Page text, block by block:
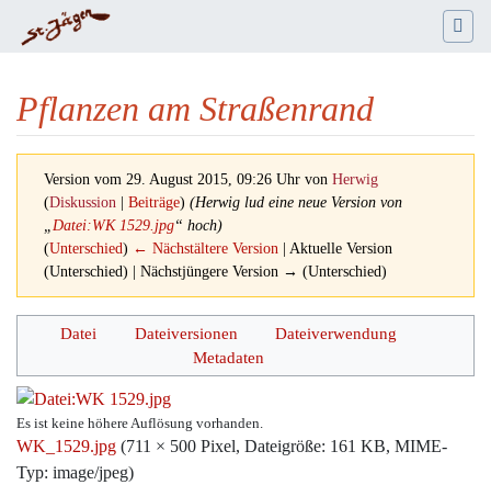
Pflanzen am Straßenrand
Version vom 29. August 2015, 09:26 Uhr von Herwig
(Diskussion Beiträge) (Herwig lud eine neue Version von
„Datei:WK 1529.jpg“ hoch)
(Unterschied) ← Nächstältere Version | Aktuelle Version
(Unterschied) | Nächstjüngere Version → (Unterschied)
Wechseln zu: Navigation,Suche
Datei Dateiversionen
Dateiverwendung
Metadaten
Es ist keine höhere Auflösung vorhanden.
WK_1529.jpg (711 × 500 Pixel, Dateigröße: 161 KB, MIME-
Typ: image/jpeg)